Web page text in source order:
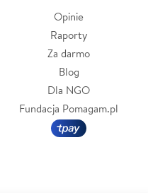
Opinie
Raporty
Za darmo
Blog
Dla NGO
Fundacja Pomagam.pl